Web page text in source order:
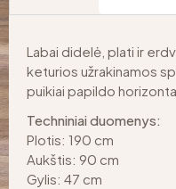
Labai didelė, plati ir
keturios užrakinamos
puikiai papildo
Techniniai duomenys:
Plotis: 190 cm
Aukštis: 90 cm
Gylis: 47 cm